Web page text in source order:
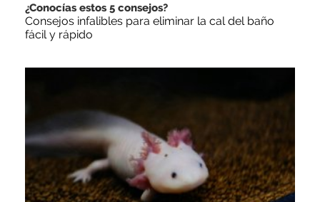
¿Conocías estos 5 consejos?
Consejos infalibles para eliminar la cal del baño
fácil y rápido